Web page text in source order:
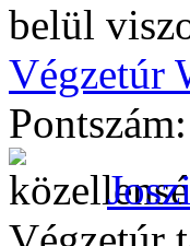
belül
Végzetúr
Pontszám: